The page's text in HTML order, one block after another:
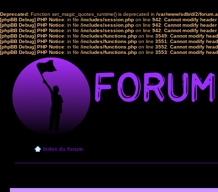
Deprecated: Function set_magic_quotes_runtime() is deprecated in /var/www/sdb/d/2/
[phpBB Debug] PHP Notice: in file /includes/session.php on line 942: Cannot modify
[phpBB Debug] PHP Notice: in file /includes/session.php on line 942: Cannot modify
[phpBB Debug] PHP Notice: in file /includes/session.php on line 942: Cannot modify
[phpBB Debug] PHP Notice: in file /includes/functions.php on line 3549: Cannot modify
[phpBB Debug] PHP Notice: in file /includes/functions.php on line 3551: Cannot modify
[phpBB Debug] PHP Notice: in file /includes/functions.php on line 3552: Cannot modify
[phpBB Debug] PHP Notice: in file /includes/functions.php on line 3553: Cannot modify
Index du forum